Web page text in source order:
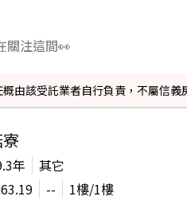
關注這間👀
由該受託業者自行負責，不屬信義
年
其它
-- 1樓/1樓